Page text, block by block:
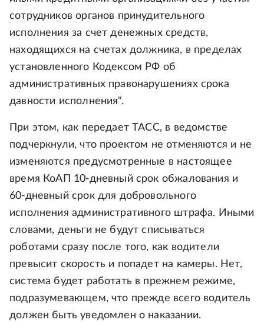
сотрудников органов принудительного
исполнения за счет денежных средств,
находящихся на счетах должника, в пределах
установленного Кодексом РФ об
административных правонарушениях срока
давности исполнения".
При этом, как передает ТАСС, в ведомстве
подчеркнули, что проектом не отменяются и не
изменяются предусмотренные в настоящее
время КоАП 10-дневный срок обжалования и
60-дневный срок для добровольного
исполнения административного штрафа. Иными
словами, деньги не будут списываться
роботами сразу после того, как водители
превысит скорость и попадет на камеры. Нет,
система будет работать в прежнем режиме,
подразумевающем, что прежде всего водитель
должен быть уведомлен о наказании.